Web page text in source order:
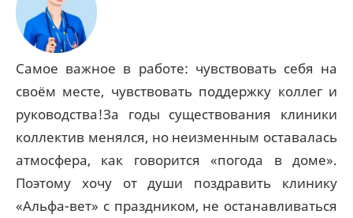
Самое важное в работе: чувствовать себя на
своём месте, чувствовать поддержку коллег и
руководства!За годы существования клиники
коллектив менялся, но неизменным оставалась
атмосфера, как говорится «погода в доме».
Поэтому хочу от души поздравить клинику
«Альфа-вет» с праздником, не останавливаться